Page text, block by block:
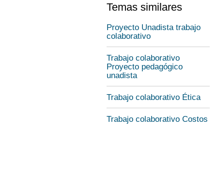
Temas similares
Proyecto Unadista trabajo
colaborativo
Trabajo colaborativo
Proyecto pedagógico
unadista
Trabajo colaborativo Ética
Trabajo colaborativo Costos